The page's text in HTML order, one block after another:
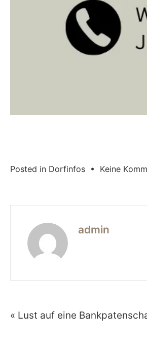
Posted in Dorfinfos • Keine
admin
« Lust auf eine